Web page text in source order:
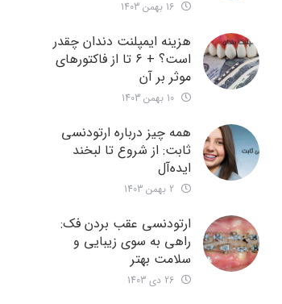
هزینه ایمپلنت دندان چقدر
است؟ + ۶ تا از فاکتورهای
موثر بر آن
همه چیز درباره ارتودنسی
ثابت: از شروع تا لبخند
ایده‌آل
ارتودنسی عقب بردن فک:
راهی به سوی زیبایی و
سلامت بهتر